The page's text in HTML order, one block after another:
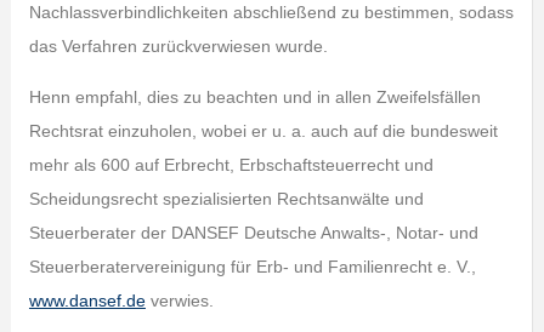
Nachlassverbindlichkeiten abschließend zu bestimmen, sodass
das Verfahren zurückverwiesen wurde.
Henn empfahl, dies zu beachten und in allen Zweifelsfällen
Rechtsrat einzuholen, wobei er u. a. auch auf die bundesweit
mehr als 600 auf Erbrecht, Erbschaftsteuerrecht und
Scheidungsrecht spezialisierten Rechtsanwälte und
Steuerberater der DANSEF Deutsche Anwalts‑, Notar- und
Steuerberatervereinigung für Erb- und Familienrecht e. V.,
www.dansef.deverwies.